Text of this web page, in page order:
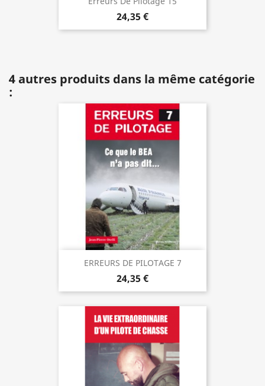
24,35 €
4 autres produits dans la même catégorie
:
ERREURS DE PILOTAGE 7
24,35 €